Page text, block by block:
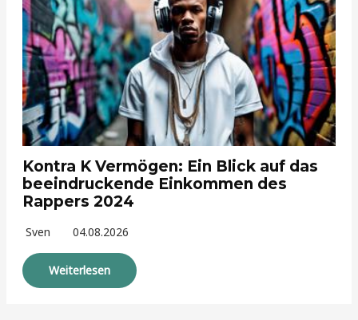
Kontra K Vermögen: Ein Blick auf das
beeindruckende Einkommen des
Rappers 2024
Sven 04.08.2026
Weiterlesen